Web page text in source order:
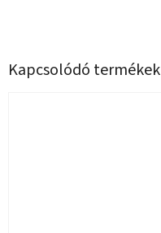
Kapcsolódó termékek